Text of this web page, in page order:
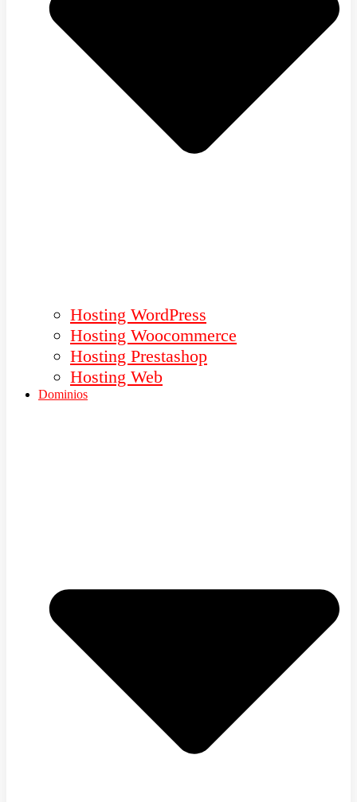
Hosting WordPress
Hosting Woocommerce
Hosting Prestashop
Hosting Web
Dominios